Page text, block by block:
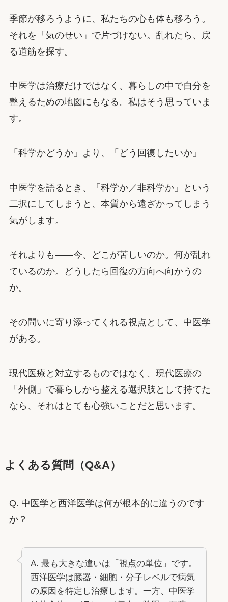
季節が移ろうように、私たちの心も体も移ろう。
それを「気のせい」で片づけない。乱れたら、戻
る道筋を探す。
中医学は治療だけではなく、暮らしの中で自分を
整えるための地図にもなる。私はそう思っていま
す。
「科学かどうか」より、「どう回復したいか」
中医学を語るとき、「科学か／非科学か」という
二択にしてしまうと、本質から遠ざかってしまう
気がします。
それよりも——今、どこが苦しいのか。何が乱れ
ているのか。どうしたら回復の方向へ向かうの
か。
その問いに寄り添ってくれる視点として、中医学
がある。
現代医療と対立するものではなく、現代医療の
「外側」で暮らしから整える選択肢として持てた
なら、それはとても心強いことだと思います。
よくある質問（Q&A）
Q. 中医学と西洋医学は何が根本的に違うのです
か？
A. 最も大きな違いは「視点の単位」です。
西洋医学は臓器・細胞・分子レベルで病気
の原因を特定し治療します。一方、中医学